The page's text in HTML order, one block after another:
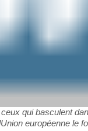
qui basculent
européenne le